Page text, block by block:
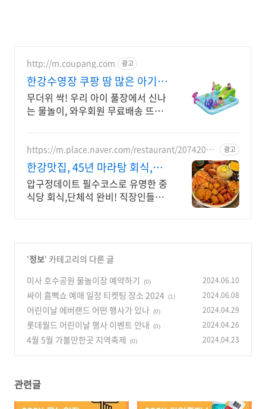
http://m.coupang.com 광고
한강수영장 쿠팡 땀 많은 아기도
시원하게
무더위 싹! 우리 아이 풀장에서 신나
는 물놀이, 와우회원 무료배송 뜨거
https://m.place.naver.com/restaurant/20742053
69
광고
한강맛집, 45년 마라탕 회식,외
식,데이트에 강추
압구정데이트 필수코스로 유명한 중
식당 회식,단체석 완비! 직장인들의
'정보' 카테고리의 다른 글
미사 호수공원 물놀이장 예약하기
(0) 2024.06.10
싸이 흠뻑쇼 예매 일정 티켓팅 장소 2024 (1) 2024.06.08
어린이날 에버랜드 어떤 행사가 있나 (0) 2024.04.29
롯데월드 어린이날 행사 이벤트 안내 (0) 2024.04.26
4월 5월 가볼만한곳 지역축제 (0) 2024.04.23
관련글